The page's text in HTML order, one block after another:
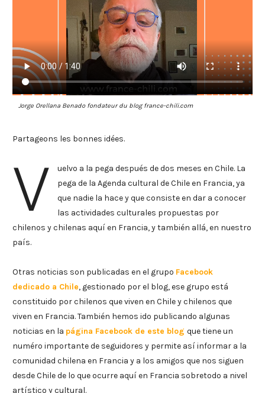
Jorge Orellana Benado fondateur du blog france-chili.com
Partageons les bonnes idées.
V
uelvo a la pega después de dos meses en Chile. La
pega de la Agenda cultural de Chile en Francia, ya
que nadie la hace y que consiste en dar a conocer
las actividades culturales propuestas por
chilenos y chilenas aquí en Francia, y también allá, en nuestro
país.
Otras noticias son publicadas en el grupo Facebook
dedicado a Chile, gestionado por el blog, ese grupo está
constituido por chilenos que viven en Chile y chilenos que
viven en Francia. También hemos ido publicando algunas
noticias en la página Facebook de este blogque tiene un
numéro importante de seguidores y permite así informar a la
comunidad chilena en Francia y a los amigos que nos siguen
desde Chile de lo que ocurre aquí en Francia sobretodo a nivel
artístico y cultural.